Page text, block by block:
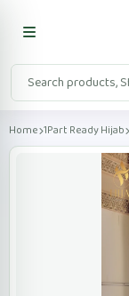
Home 1Part Ready Hijab